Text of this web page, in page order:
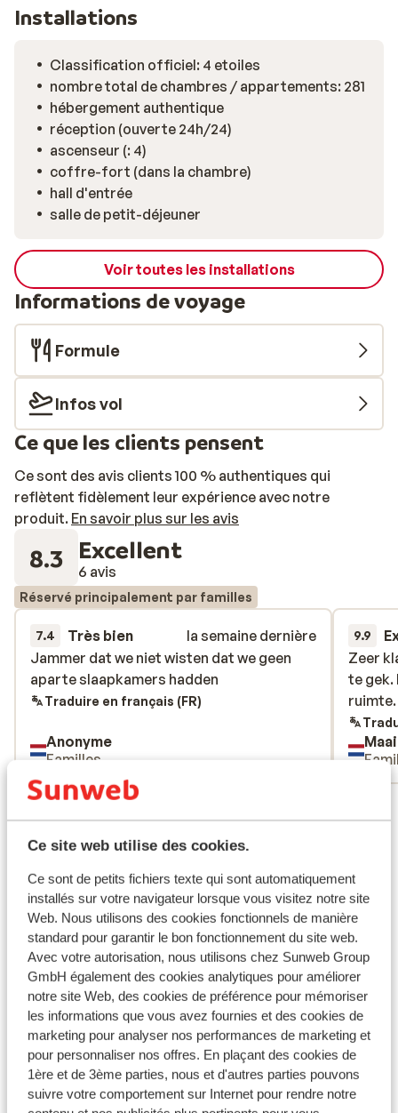
Ce site web utilise des cookies.
Ce sont de petits fichiers texte qui sont automatiquement
installés sur votre navigateur lorsque vous visitez notre site
Web. Nous utilisons des cookies fonctionnels de manière
standard pour garantir le bon fonctionnement du site web.
Avec votre autorisation, nous utilisons chez Sunweb Group
GmbH également des cookies analytiques pour améliorer
notre site Web, des cookies de préférence pour mémoriser
les informations que vous avez fournies et des cookies de
marketing pour analyser nos performances de marketing et
pour personnaliser nos offres. En plaçant des cookies de
1ère et de 3ème parties, nous et d'autres parties pouvons
suivre votre comportement sur Internet pour rendre notre
restaurant.
Installations
Classification officiel: 4 etoiles
nombre total de chambres / appartements: 281
hébergement authentique
réception (ouverte 24h/24)
ascenseur (: 4)
coffre-fort (dans la chambre)
hall d'entrée
salle de petit-déjeuner
Voir toutes les installations
Informations de voyage
Formule
Infos vol
Ce que les clients pensent
Ce sont des avis clients 100 % authentiques qui
reflètent fidèlement leur expérience avec notre
produit. En savoir plus sur les avis
8.3 Excellent
6 avis
Réservé principalement par familles
7.4 Très bien
la semaine dernière
Jammer dat we niet wisten dat we geen
aparte slaapkamers hadden
Jammer dat we niet wisten dat we geen
aparte slaapkamers hadden
Traduire en français (FR)
Anonyme
Familles
9.9
Zeer
te gek.
ruimte.
Zeer
te gek.
ruimte.
Voir tous les 6 avis
Emplacement
Afficher sur la carte
À proximité
Distance de la plage environ 250 mètres (plage de
galets, transats (payant) , parasols (payant) )
À la périphérie